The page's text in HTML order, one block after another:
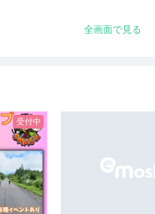
全画面で見る
受付中